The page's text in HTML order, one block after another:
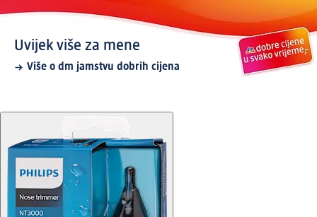
Uvijek više za mene
Više o dm jamstvu dobrih cijena